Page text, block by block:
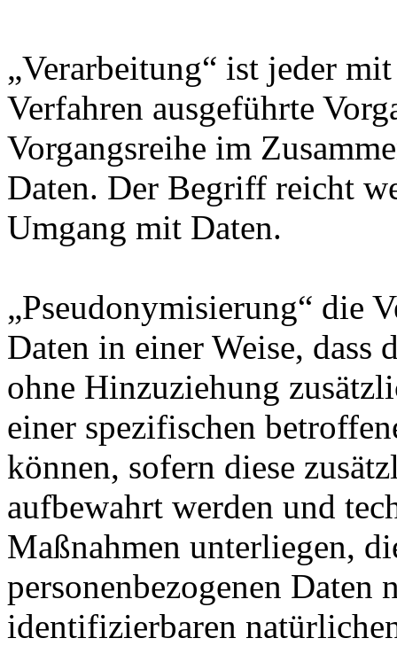
„Verarbeitung“ ist jeder
Verfahren ausgeführte
Vorgangsreihe im
Daten. Der Begriff reicht
Umgang mit Daten.
„Pseudonymisierung“ die
Daten in einer Weise, dass
ohne Hinzuziehung
einer spezifischen
können, sofern diese
aufbewahrt werden und
Maßnahmen unterliegen,
personenbezogenen
identifizierbaren